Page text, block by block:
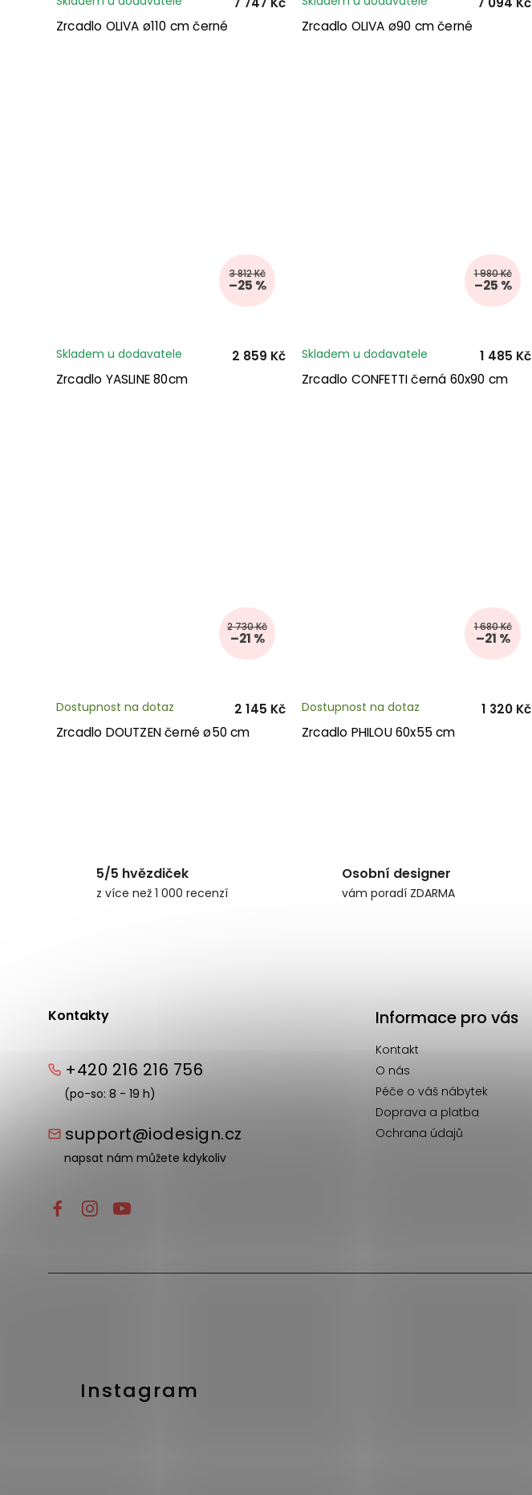
Zrcadlo OLIVA ø110 cm černé Zrcadlo OLIVA ø90 cm černé
3 812 Kč
–25 %
Zrcadlo YASLINE 80cm
Skladem u dodavatele 2 859 Kč
1 980 Kč
–25 %
Zrcadlo CONFETTI černá 60x90 cm
Skladem u dodavatele 1 485 Kč
2 730 Kč
–21 %
Zrcadlo DOUTZEN černé ø50 cm
Dostupnost na dotaz 2 145 Kč
1 680 Kč
–21 %
Zrcadlo PHILOU 60x55 cm
Dostupnost na dotaz 1 320 Kč
5/5 hvězdiček
z více než 1 000 recenzí
Osobní designer
vám poradí ZDARMA
Kontakty
+420 216 216 756
(po-so: 8 - 19 h)
support@iodesign.cz
napsat nám můžete kdykoliv
Informace pro vás
Kontakt
O nás
Péče o váš nábytek
Doprava a platba
Ochrana údajů
Instagram